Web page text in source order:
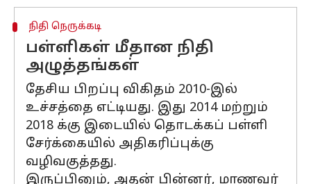
நிதி நெருக்கடி
பள்ளிகள் மீதான நிதி
அழுத்தங்கள்
தேசிய பிறப்பு விகிதம் 2010-இல்
உச்சத்தை எட்டியது. இது 2014 மற்றும்
2018 க்கு இடையில் தொடக்கப் பள்ளி
சேர்க்கையில் அதிகரிப்புக்கு
வழிவகுத்தது.
இருப்பினும், அதன் பின்னர், மாணவர்